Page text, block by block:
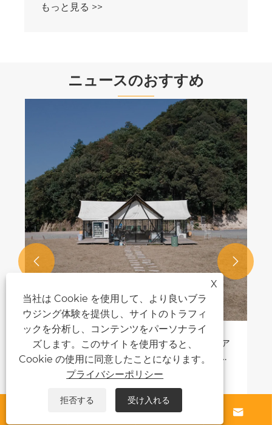
もっと見る >>
ニュースのおすすめ
テル テント ソリューションがア
グジュアリー ホスピタリティの
自動運転でテ
は何ですか？
 
 
X
当社は Cookie を使用して、より良いブラ
ウジング体験を提供し、サイトのトラフィ
ックを分析し、コンテンツをパーソナライ
ズします。このサイトを使用すると、
Cookie の使用に同意したことになります。
プライバシーポリシー
拒否する 受け入れる